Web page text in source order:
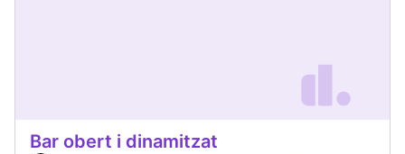
Bar obert i dinamitzat